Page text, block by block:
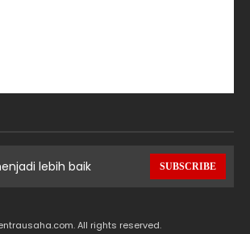
lebih baik SUBSCRIBE
All rights reserved.